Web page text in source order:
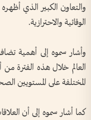
والتعاون الكبير الذي
الوقائية والاحترازية.
وأشار سموه إلى أهمية
العالم خلال هذه الفترة من
المختلفة على المستويين
كما أشار سموه إلى أن